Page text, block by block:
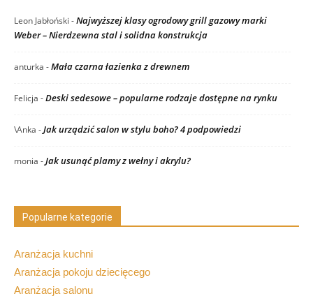
Leon Jabłoński -Najwyższej klasy ogrodowy grill gazowy marki
Weber – Nierdzewna stal i solidna konstrukcja
anturka -Mała czarna łazienka z drewnem
Felicja -Deski sedesowe – popularne rodzaje dostępne na rynku
\Anka -Jak urządzić salon w stylu boho? 4 podpowiedzi
monia -Jak usunąć plamy z wełny i akrylu?
Popularne kategorie
Aranżacja kuchni
Aranżacja pokoju dziecięcego
Aranżacja salonu